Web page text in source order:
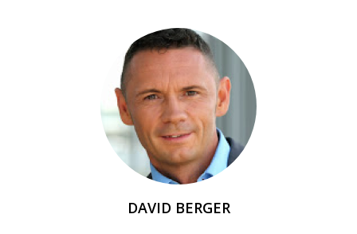
DAVID BERGER